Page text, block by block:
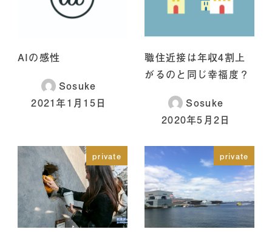
AIの感性
Sosuke
2021年1月15日
職住近接は年収4割上
がるのと同じ幸福度？
Sosuke
2020年5月2日
private private